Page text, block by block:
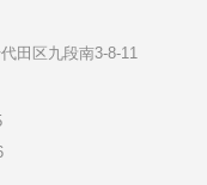
⽥区九段南3-8-11